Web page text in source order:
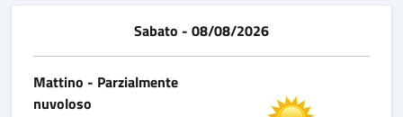
Sabato - 08/08/2026
Mattino - Parzialmente
nuvoloso